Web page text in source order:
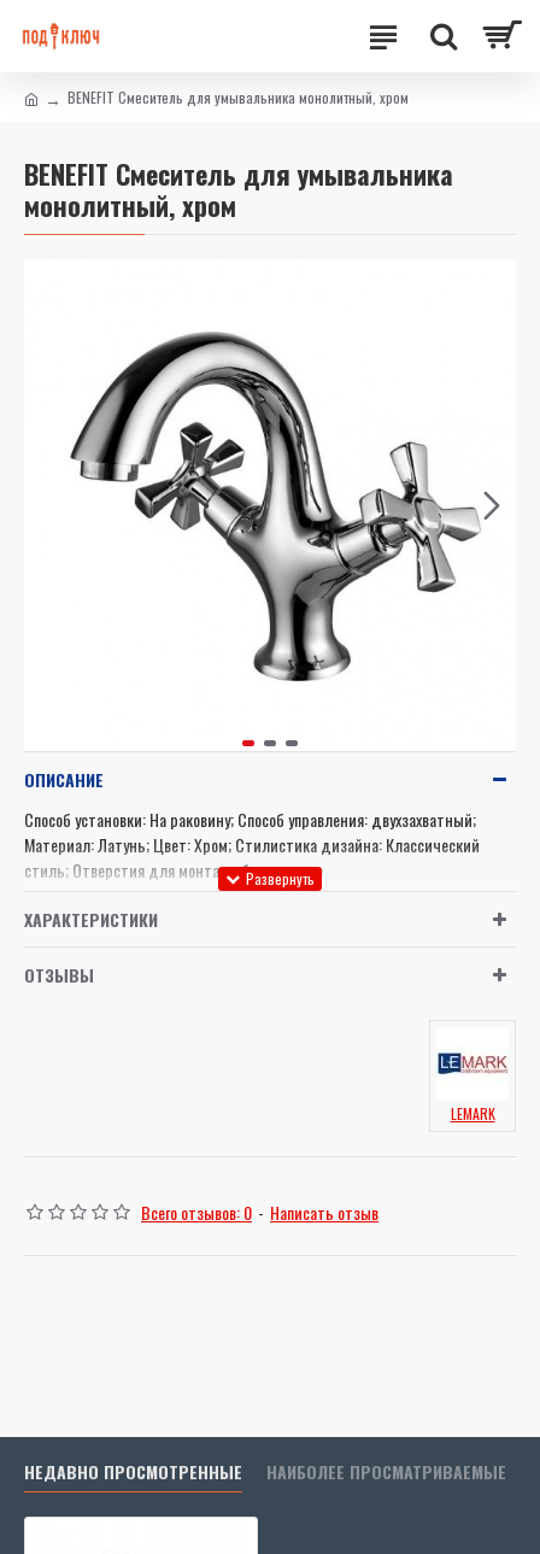
BENEFIT Смеситель для умывальника монолитный, хром
BENEFIT Смеситель для умывальника
монолитный, хром
ОПИСАНИЕ
Способ установки: На раковину; Способ управления: двухзахватный;
Материал: Латунь; Цвет: Хром; Стилистика дизайна: Классический
стиль; Отверстия для монтажа: 1 отверстие
ХАРАКТЕРИСТИКИ
ОТЗЫВЫ
LEMARK
Всего отзывов: 0 - Написать отзыв
НЕДАВНО ПРОСМОТРЕННЫЕ НАИБОЛЕЕ ПРОСМАТРИВАЕМЫЕ